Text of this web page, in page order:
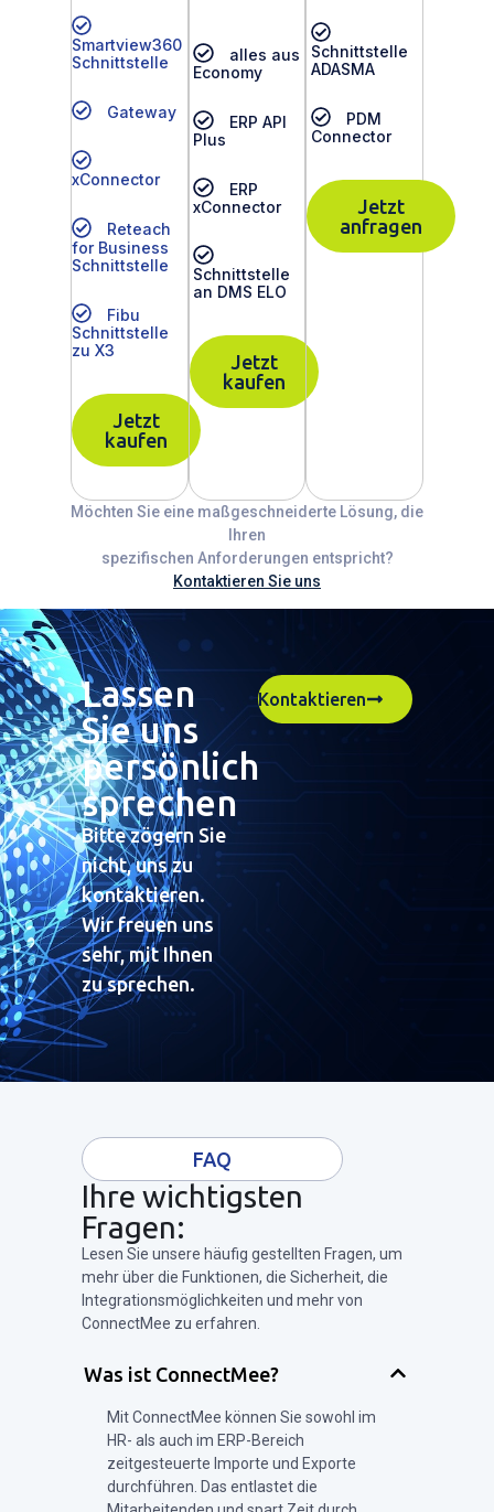
Smartview360
Schnittstelle
Gateway
xConnector
Reteach
for Business
Schnittstelle
Fibu
Schnittstelle
zu X3
Jetzt
kaufen
alles aus
Economy
ERP API
Plus
ERP
xConnector
Schnittstelle
an DMS ELO
Jetzt
kaufen
Schnittstelle
ADASMA
PDM
Connector
Jetzt
anfragen
Möchten Sie eine maßgeschneiderte Lösung, die
Ihren
spezifischen Anforderungen entspricht?
Kontaktieren Sie uns
Lassen
Sie uns
persönlich
sprechen
Bitte zögern Sie
nicht, uns zu
kontaktieren.
Wir freuen uns
sehr, mit Ihnen
zu sprechen.
Kontaktieren
FAQ
Ihre wichtigsten
Fragen:
Lesen Sie unsere häufig gestellten Fragen, um
mehr über die Funktionen, die Sicherheit, die
Integrationsmöglichkeiten und mehr von
ConnectMee zu erfahren.
Was ist ConnectMee?
Mit ConnectMee können Sie sowohl im
HR- als auch im ERP-Bereich
zeitgesteuerte Importe und Exporte
durchführen. Das entlastet die